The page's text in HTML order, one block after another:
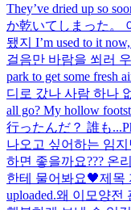
They’ve dried up so
か乾いてしまった。
됐지 I’m used to it
걸음만 바람을 쐬러
park to get some
디로 갔나 사람 하나
all go? My hollow
行ったんだ？ 誰も...
나오고 싶어하는 임지
하면 좋을까요??? 온
한테 물어봐요🖤제목
uploaded.왜 이모양전